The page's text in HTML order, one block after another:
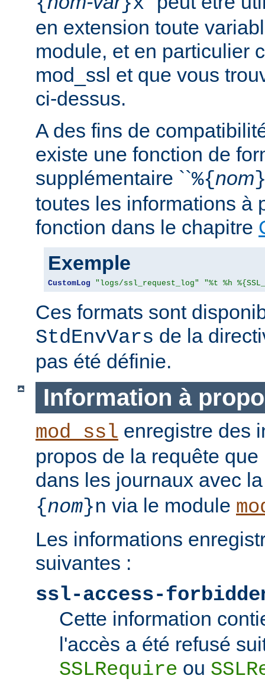
en extension toute
module, et en particulier
mod_ssl et que vous
ci-dessus.
A des fins de
existe une fonction de
supplémentaire ``%{nom
toutes les informations à
fonction dans le chapitre
Exemple
CustomLog "logs/ssl_request_log" "%t %h
Ces formats sont
StdEnvVars de la
pas été définie.
Information à
mod_ssl enregistre des
propos de la requête
dans les journaux avec
{nom}n via le module
Les informations
suivantes :
ssl-access-
Cette information
l'accès a été refusé
SSLRequire ou